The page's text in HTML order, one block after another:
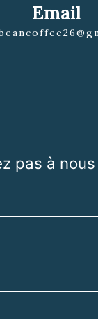
Email
pas à